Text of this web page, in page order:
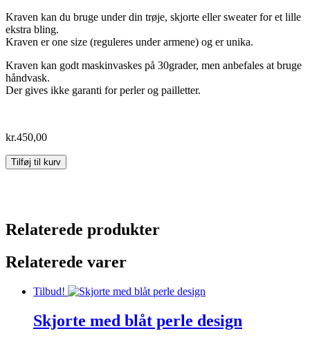
Kraven kan du bruge under din trøje, skjorte eller sweater for et lille
ekstra bling.
Kraven er one size (reguleres under armene) og er unika.
Kraven kan godt maskinvaskes på 30grader, men anbefales at bruge
håndvask.
Der gives ikke garanti for perler og pailletter.
kr.450,00
Pyntekrave
-
antal
Tilføj til kurv
Relaterede produkter
Relaterede varer
Tilbud!
Skjorte med blåt perle design